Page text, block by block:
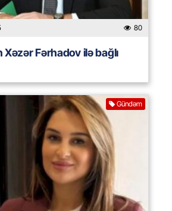
80
Fərhadov ilə bağlı
Gündəm